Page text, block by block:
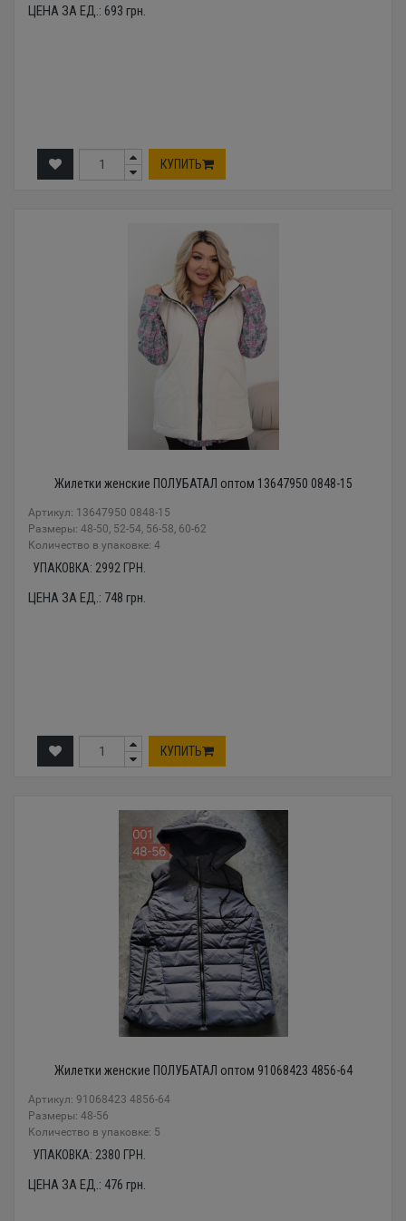
ЦЕНА ЗА ЕД.: 693 грн.
КУПИТЬ
Жилетки женские ПОЛУБАТАЛ оптом 13647950 0848-15
Артикул: 13647950 0848-15
Размеры: 48-50, 52-54, 56-58, 60-62
Количество в упаковке: 4
УПАКОВКА: 2992 ГРН.
ЦЕНА ЗА ЕД.: 748 грн.
КУПИТЬ
Жилетки женские ПОЛУБАТАЛ оптом 91068423 4856-64
Артикул: 91068423 4856-64
Размеры: 48-56
Количество в упаковке: 5
УПАКОВКА: 2380 ГРН.
ЦЕНА ЗА ЕД.: 476 грн.